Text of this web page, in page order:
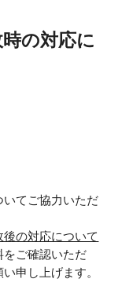
の対応に
てご協力いただ
の対応について
をご確認いただ
申し上げます。